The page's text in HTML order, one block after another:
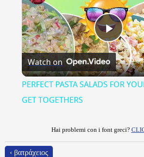
Play
Watch on
PERFECT PASTA SALADS FOR
GET TOGETHERS
Hai problemi con i font greci?
‹ βατράχειος